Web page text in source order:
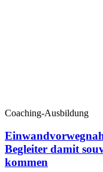
Coaching-Ausbildung
Begleiter damit
kommen